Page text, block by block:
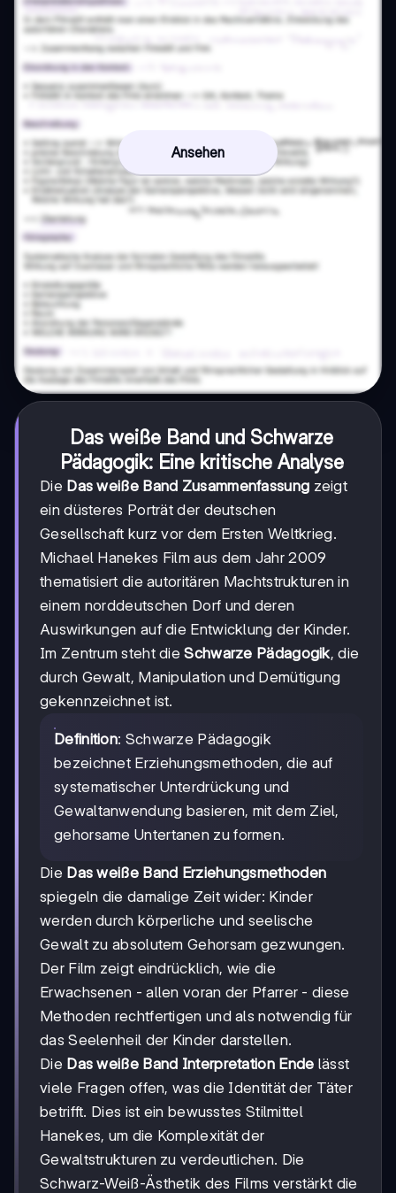
Ansehen
Das weiße Band und Schwarze
Pädagogik: Eine kritische Analyse
Die Das weiße Band Zusammenfassung zeigt
ein düsteres Porträt der deutschen
Gesellschaft kurz vor dem Ersten Weltkrieg.
Michael Hanekes Film aus dem Jahr 2009
thematisiert die autoritären Machtstrukturen in
einem norddeutschen Dorf und deren
Auswirkungen auf die Entwicklung der Kinder.
Im Zentrum steht dieSchwarze Pädagogik, die
durch Gewalt, Manipulation und Demütigung
gekennzeichnet ist.
Definition: Schwarze Pädagogik
bezeichnet Erziehungsmethoden, die auf
systematischer Unterdrückung und
Gewaltanwendung basieren, mit dem Ziel,
gehorsame Untertanen zu formen.
Die Das weiße Band Erziehungsmethoden
spiegeln die damalige Zeit wider: Kinder
werden durch körperliche und seelische
Gewalt zu absolutem Gehorsam gezwungen.
Der Film zeigt eindrücklich, wie die
Erwachsenen - allen voran der Pfarrer - diese
Methoden rechtfertigen und als notwendig für
das Seelenheil der Kinder darstellen.
Die Das weiße Band Interpretation Ende lässt
viele Fragen offen, was die Identität der Täter
betrifft. Dies ist ein bewusstes Stilmittel
Hanekes, um die Komplexität der
Gewaltstrukturen zu verdeutlichen. Die
Schwarz-Weiß-Ästhetik des Films verstärkt die